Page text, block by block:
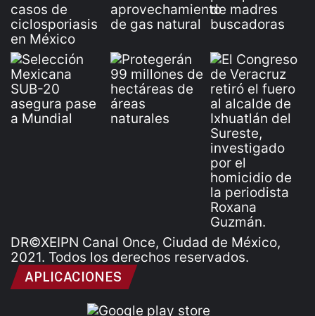
DR©XEIPN Canal Once, Ciudad de México,
2021. Todos los derechos reservados.
APLICACIONES